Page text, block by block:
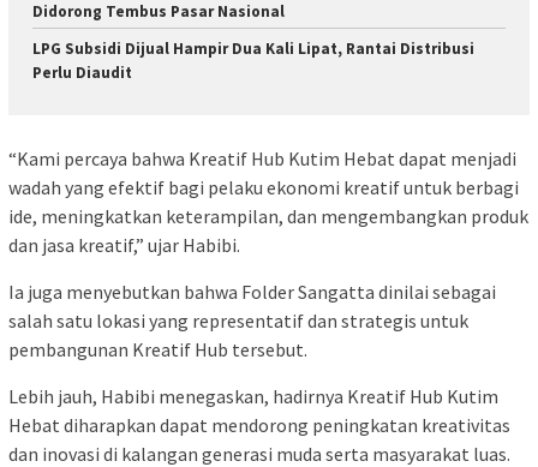
Didorong Tembus Pasar Nasional
LPG Subsidi Dijual Hampir Dua Kali Lipat, Rantai Distribusi
Perlu Diaudit
“Kami percaya bahwa Kreatif Hub Kutim Hebat dapat menjadi
wadah yang efektif bagi pelaku ekonomi kreatif untuk berbagi
ide, meningkatkan keterampilan, dan mengembangkan produk
dan jasa kreatif,” ujar Habibi.
Ia juga menyebutkan bahwa Folder Sangatta dinilai sebagai
salah satu lokasi yang representatif dan strategis untuk
pembangunan Kreatif Hub tersebut.
Lebih jauh, Habibi menegaskan, hadirnya Kreatif Hub Kutim
Hebat diharapkan dapat mendorong peningkatan kreativitas
dan inovasi di kalangan generasi muda serta masyarakat luas.